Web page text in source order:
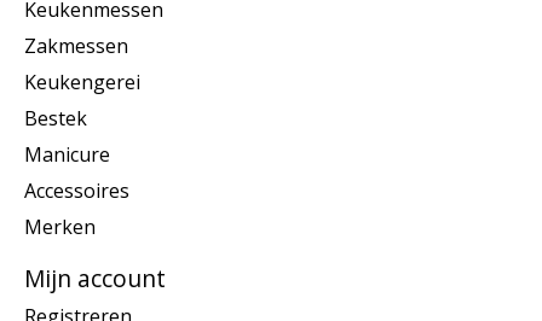
Keukenmessen
Zakmessen
Keukengerei
Bestek
Manicure
Accessoires
Merken
Mijn account